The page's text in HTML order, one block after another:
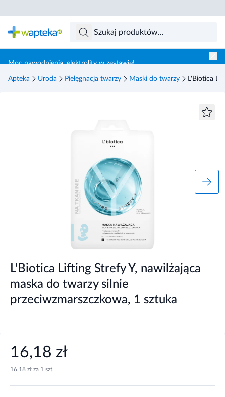
Moc nawodnienia, elektrolity w zestawie!
Apteka Uroda Pielęgnacja twarzy Maski do twarzy L'Biotica
L'Biotica Lifting Strefy Y, nawilżająca
maska do twarzy silnie
przeciwzmarszczkowa, 1 sztuka
16,18 zł
16,18 zł za 1 szt.